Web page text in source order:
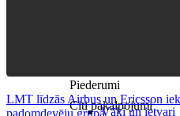
Citi pakalpojumi
Piederumi
Vāki un ietvari
LMT līdzās Airbus un Ericsson
padomdevēju grupā